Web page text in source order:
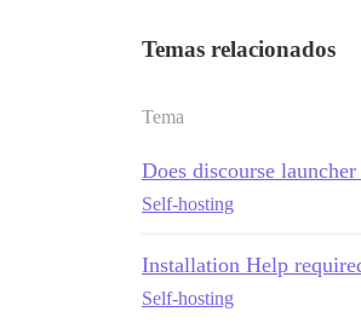
Temas relacionados
Tema
Does discourse
Self-hosting
Installation Help
Self-hosting